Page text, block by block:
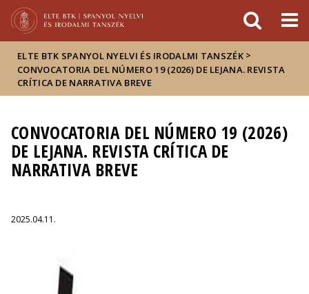
Hírek
Események
ELTE a
sajtóban
ELTE BTK SPANYOL NYELVI ÉS IRODALMI TANSZÉK >
CONVOCATORIA DEL NÚMERO 19 (2026) DE LEJANA. REVISTA
CRÍTICA DE NARRATIVA BREVE
CONVOCATORIA DEL NÚMERO 19 (2026)
DE LEJANA. REVISTA CRÍTICA DE
NARRATIVA BREVE
2025.04.11.